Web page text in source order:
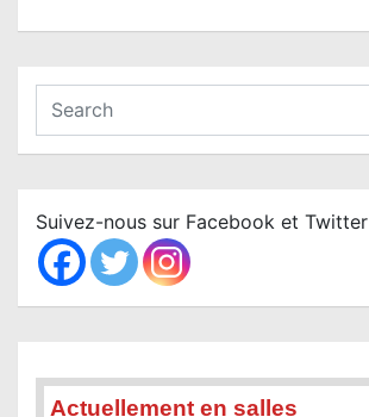
a
c
h
Suivez-nous sur Facebook et Twitter
Actuellement en salles